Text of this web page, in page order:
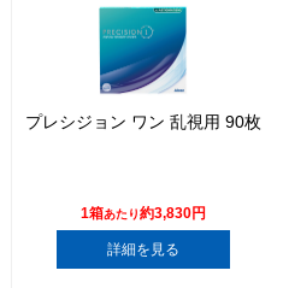
プレシジョン ワン 乱視用 90枚
1箱あたり約3,830円
詳細を見る